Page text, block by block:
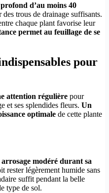
d’au moins 40
trous de drainage suffisants.
chaque plant favorise leur
permet au feuillage de se
pour
attention régulière pour
et ses splendides fleurs. Un
optimale de cette plante
modéré durant sa
rester légèrement humide sans
suffit pendant la belle
type de sol.